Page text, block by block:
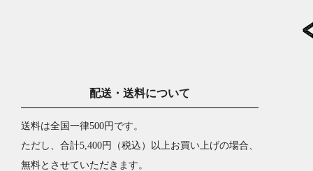
配送・送料について
送料は全国一律500円です。
ただし、合計5,400円（税込）以上お買い上げの場合、
無料とさせていただきます。